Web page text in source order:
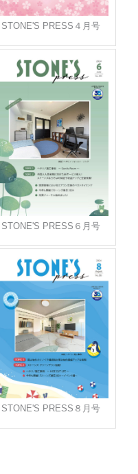
STONE'S PRESS４月号
STONE'S PRESS６月号
STONE'S PRESS８月号